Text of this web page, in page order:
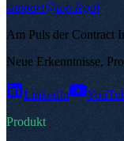
support@top.legal
Am Puls der Contract
Neue Erkenntnisse,
LinkedIn
Produkt